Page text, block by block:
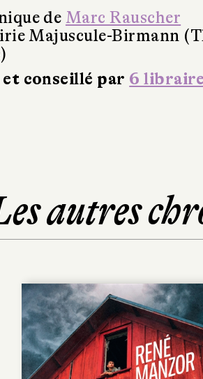
de Marc Rauscher
Majuscule-Birmann
conseillé par 6
autres